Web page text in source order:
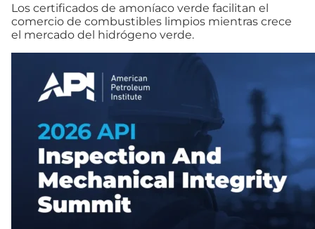
Los certificados de amoníaco verde facilitan el
comercio de combustibles limpios mientras crece
el mercado del hidrógeno verde.